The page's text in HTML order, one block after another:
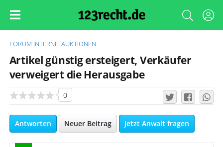
FORUM INTERNETAUKTIONEN
Artikel günstig ersteigert, Verkäufer
verweigert die Herausgabe
0
Antworten Neuer Beitrag Jetzt Anwalt fragen